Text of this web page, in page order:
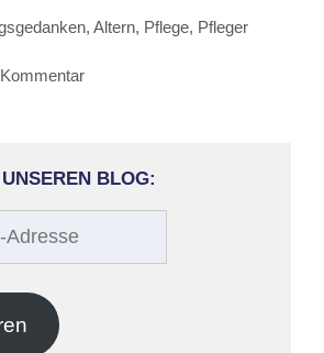
,Altern, Pflege, Pfleger
BLOG: